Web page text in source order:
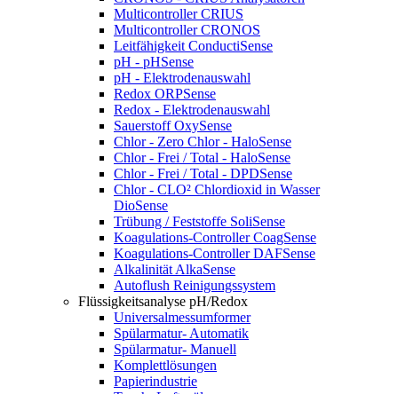
Multicontroller CRIUS
Multicontroller CRONOS
Leitfähigkeit ConductiSense
pH - pHSense
pH - Elektrodenauswahl
Redox ORPSense
Redox - Elektrodenauswahl
Sauerstoff OxySense
Chlor - Zero Chlor - HaloSense
Chlor - Frei / Total - HaloSense
Chlor - Frei / Total - DPDSense
Chlor - CLO² Chlordioxid in Wasser
DioSense
Trübung / Feststoffe SoliSense
Koagulations-Controller CoagSense
Koagulations-Controller DAFSense
Alkalinität AlkaSense
Autoflush Reinigungssystem
Flüssigkeitsanalyse pH/Redox
Universalmessumformer
Spülarmatur- Automatik
Spülarmatur- Manuell
Komplettlösungen
Papierindustrie